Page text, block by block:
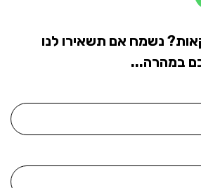
נשמח אם תשאירו לנו
במהרה...